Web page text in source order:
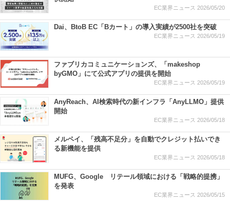
EC業界ニュース 2026/05/20
Dai、BtoB EC「Bカート」の導入実績が2500社を突破
EC業界ニュース 2026/05/19
ファブリカコミュニケーションズ、「makeshop
byGMO」にて公式アプリの提供を開始
EC業界ニュース 2026/05/19
AnyReach、AI検索時代の新インフラ「AnyLLMO」提供
開始
EC業界ニュース 2026/05/18
メルペイ、「残高不足分」を自動でクレジット払いでき
る新機能を提供
EC業界ニュース 2026/05/18
MUFG、Google リテール領域における「戦略的提携」
を発表
EC業界ニュース 2026/05/15